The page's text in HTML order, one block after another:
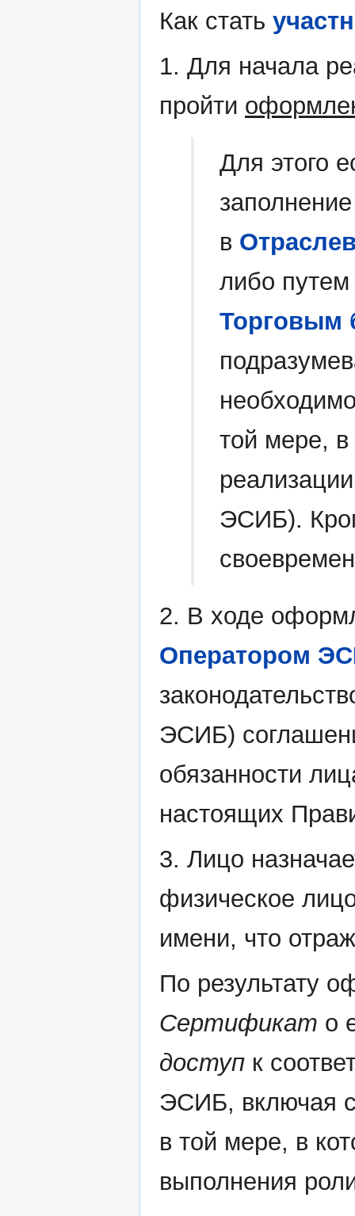
Как стать
1. Для начала
пройти
Для этого
в
либо путем
Торговым
той мере, в
ЭСИБ).
2. В ходе
Оператором
ЭСИБ)
обязанности
настоящих
3. Лицо
физическое
имени, что
По результату
Сертификат о
доступ к
ЭСИБ, включая
в той мере, в
выполнения